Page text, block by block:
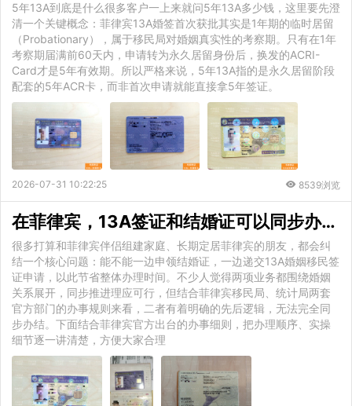
5年13A到底是什么很多客户一上来就问5年13A多少钱，这里要先澄
清一个关键概念：菲律宾13A婚签首次获批其实是1年期的临时居留
（Probationary），属于移民局对婚姻真实性的考察期。只有在1年
考察期届满前60天内，申请转为永久居留身份后，换发的ACRI-
Card才是5年有效期。所以严格来说，5年13A指的是永久居留阶段
配套的5年ACR卡，而非首次申请就能直接拿5年签证。
2026-07-31 10:22:25 8539浏览
在菲律宾，13A签证和结婚证可以同步办理吗？官方流程详细解答
很多打算和菲律宾伴侣组建家庭、长期定居菲律宾的朋友，都会纠
结一个核心问题：能不能一边申领结婚证，一边递交13A婚姻移民签
证申请，以此节省整体办理时间。不少人觉得两项业务都围绕婚姻
关系展开，同步推进理应可行，但结合菲律宾移民局、统计局两套
官方部门的办事规则来看，二者有着明确的先后逻辑，无法完全同
步办结。下面结合菲律宾官方出台的办事细则，把办理顺序、实操
细节逐一讲清楚，方便大家合理